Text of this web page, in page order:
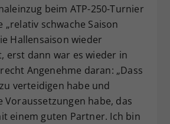
beim ATP-250-Turnier
„relativ schwache Saison
Hallensaison wieder
erst dann war es wieder in
Angenehme daran: „Dass
verteidigen habe und
Voraussetzungen habe, das
einem guten Partner. Ich bin